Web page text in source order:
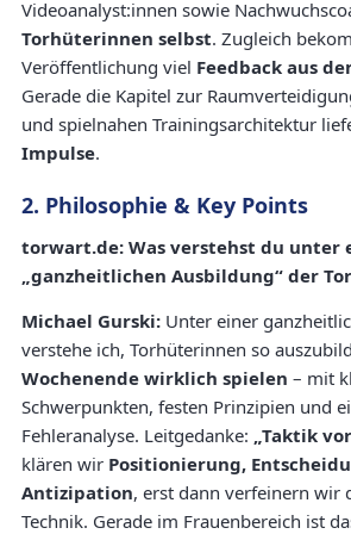
Videoanalyst:innen sowie
Torhüterinnen selbst. Zugleich
Veröffentlichung viel Feedback aus
Gerade die Kapitel zur
und spielnahen Trainingsarchitektur
Impulse.
2. Philosophie & Key Points
torwart.de: Was verstehst du unter
„ganzheitlichen Ausbildung“ der
Michael Gurski: Unter einer
verstehe ich, Torhüterinnen so
Wochenende wirklich spielen – mit
Schwerpunkten, festen Prinzipien und
Fehleranalyse. Leitgedanke: „Taktik
klären wir Positionierung,
Antizipation, erst dann verfeinern wir
Technik. Gerade im Frauenbereich ist